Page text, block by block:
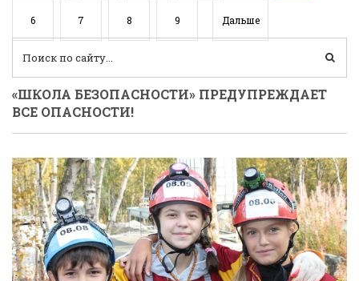
6 7 8 9 Дальше
«ШКОЛА БЕЗОПАСНОСТИ» ПРЕДУПРЕЖДАЕТ
ВСЕ ОПАСНОСТИ!